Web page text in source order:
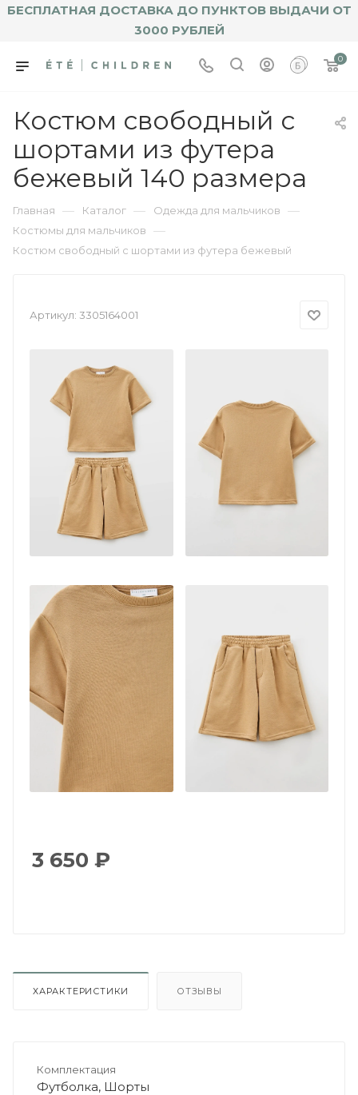
БЕСПЛАТНАЯ ДОСТАВКА ДО ПУНКТОВ ВЫДАЧИ ОТ
3000 РУБЛЕЙ
0
Костюм свободный с
шортами из футера
бежевый 140 размера
Главная — Каталог — Одежда для мальчиков —
Костюмы для мальчиков —
Костюм свободный с шортами из футера бежевый
Артикул: 3305164001
3 650 ₽
ХАРАКТЕРИСТИКИ ОТЗЫВЫ
Комплектация
Футболка, Шорты